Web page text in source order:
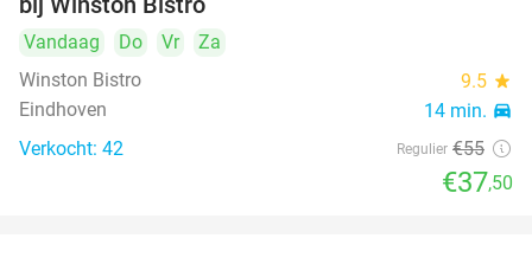
Vandaag Do Vr
Za
Winston Bistro
9.5 star
Eindhoven 14 min. directions_car
Verkocht: 42 Regulier €55
€37,50